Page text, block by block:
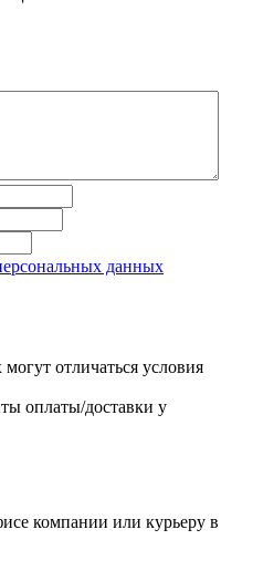
данных
отличаться условия
оплаты/доставки у
компании или курьеру в